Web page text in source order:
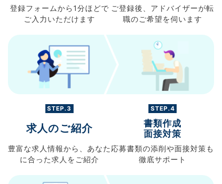
登録フォームから 1分ほどで
ご入力 いただけます
ご登録後、 アドバイザーが転
職のご希望を伺います
STEP.3
求人のご紹介
豊富な求人情報から、 あなた
に合った求人を ご紹介
STEP.4
書類作成
面接対策
応募書類の添削や面接対策も
徹底サポート